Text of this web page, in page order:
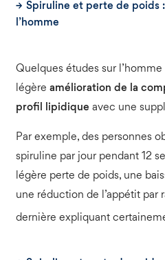
Spiruline et perte de poids
l’homme
Quelques études sur
légère amélioration de la
profil lipidique avec une
Par exemple, des personnes
spiruline par jour pendant 12
légère perte de poids, une
une réduction de l’appétit par
dernière expliquant